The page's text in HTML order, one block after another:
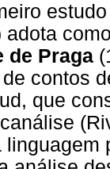
adota
de Praga
contos
que